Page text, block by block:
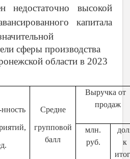
недостаточно высокой
капитала
сферы производства
области в 2023
Средне
групповой
балл
Выручка от
продаж
млн.
руб.
к